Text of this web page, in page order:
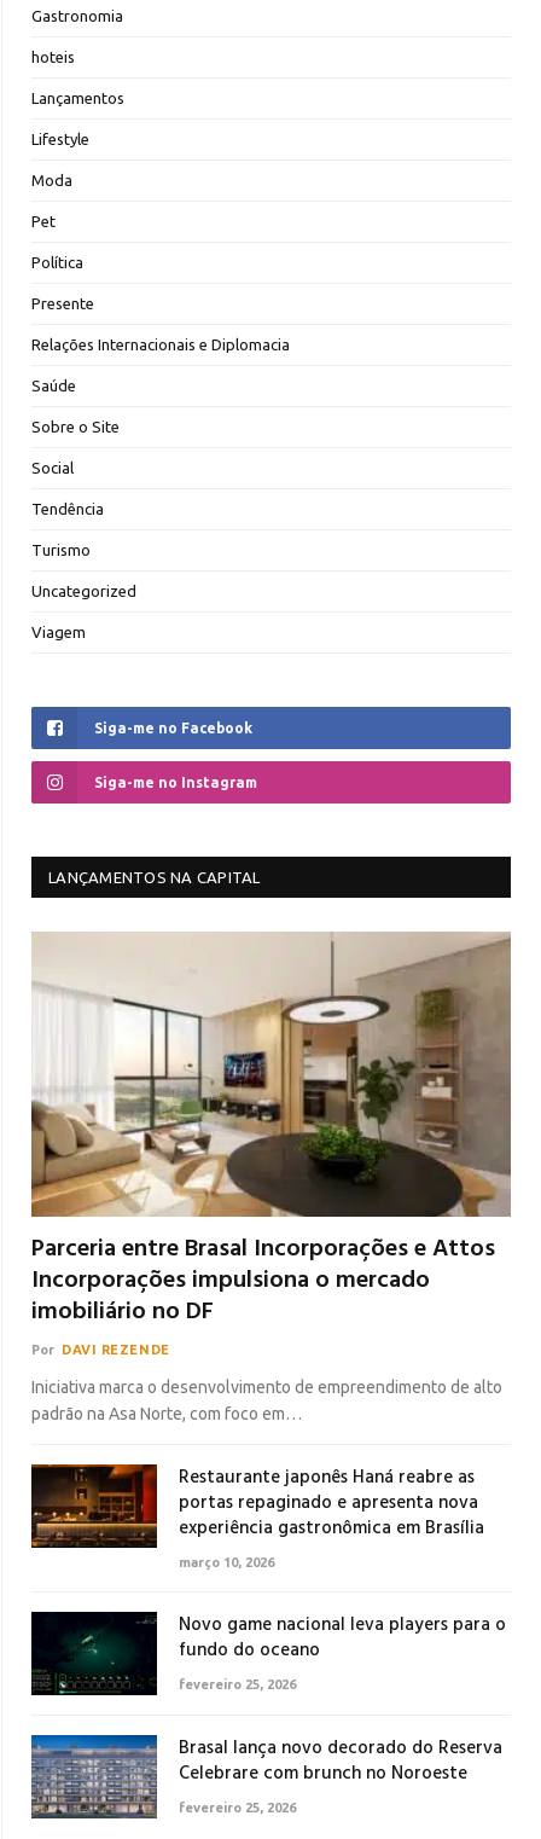
Gastronomia
hoteis
Lançamentos
Lifestyle
Moda
Pet
Política
Presente
Relações Internacionais e Diplomacia
Saúde
Sobre o Site
Social
Tendência
Turismo
Uncategorized
Viagem
Siga-me no Facebook
Siga-me no Instagram
LANÇAMENTOS NA CAPITAL
Parceria entre Brasal Incorporações e Attos
Incorporações impulsiona o mercado
imobiliário no DF
Por DAVI REZENDE
Iniciativa marca o desenvolvimento de empreendimento de alto
padrão na Asa Norte, com foco em…
Restaurante japonês Haná reabre as
portas repaginado e apresenta nova
experiência gastronômica em Brasília
março 10, 2026
Novo game nacional leva players para o
fundo do oceano
fevereiro 25, 2026
Brasal lança novo decorado do Reserva
Celebrare com brunch no Noroeste
fevereiro 25, 2026